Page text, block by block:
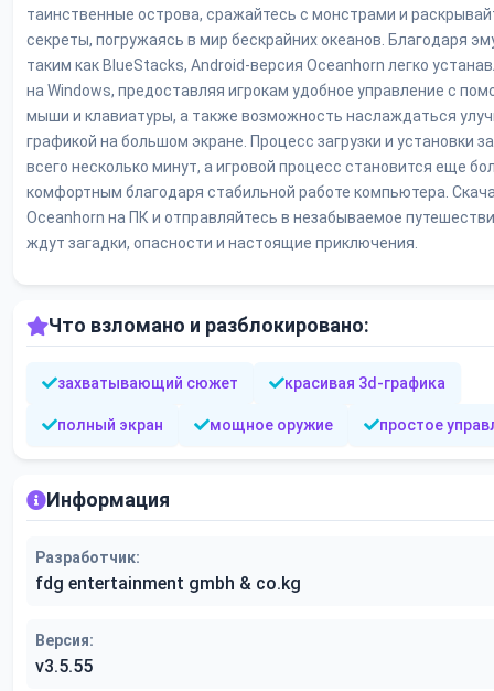
таинственные острова, сражайтесь с монстрами и
секреты, погружаясь в мир бескрайних океанов. Благодаря
таким как BlueStacks, Android-версия Oceanhorn легко
на Windows, предоставляя игрокам удобное управление с
мыши и клавиатуры, а также возможность наслаждаться
графикой на большом экране. Процесс загрузки и установки
всего несколько минут, а игровой процесс становится еще
комфортным благодаря стабильной работе компьютера.
Oceanhorn на ПК и отправляйтесь в незабываемое
ждут загадки, опасности и настоящие приключения.
Что взломано и разблокировано:
захватывающий сюжет красивая 3d-графика
полный экран мощное оружие простое
Информация
Разработчик:
fdg entertainment gmbh & co.kg
Версия:
v3.5.55